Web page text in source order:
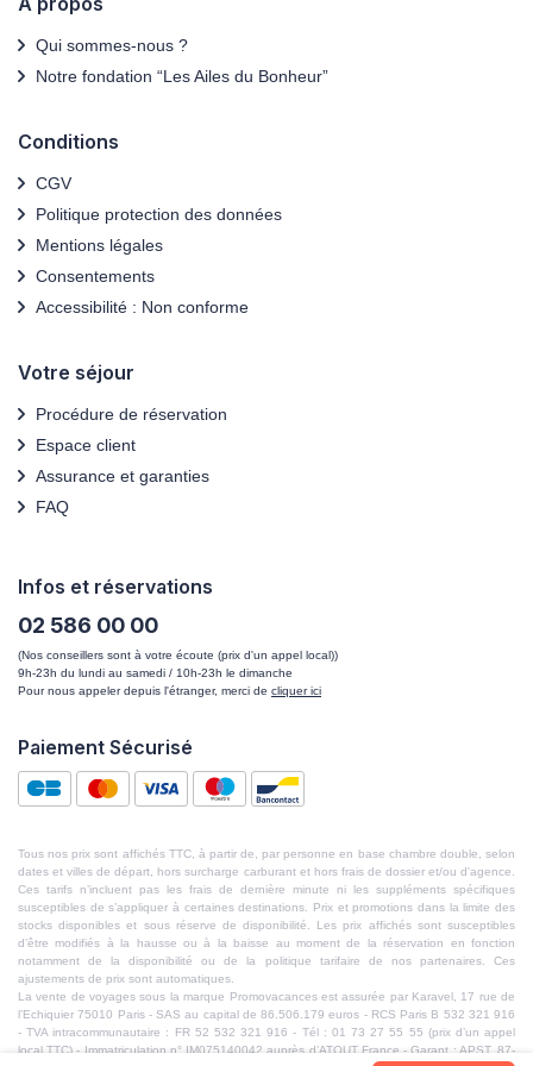
- Le port de vêtement couvrant les genoux et les épaules est
obligatoire pour l'entrée dans les temples (à prévoir pour
Qui sommes-nous ?
Notre fondation “Les Ailes du Bonheur”
Conditions
CGV
Politique protection des données
Mentions légales
Consentements
Accessibilité : Non conforme
Votre séjour
Procédure de réservation
Espace client
Assurance et garanties
FAQ
Infos et réservations
02 586 00 00
(Nos conseillers sont à votre écoute (prix d'un appel local))
9h-23h du lundi au samedi / 10h-23h le dimanche
Pour nous appeler depuis l'étranger, merci de cliquer ici
Paiement Sécurisé
Tous nos prix sont affichés TTC, à partir de, par personne en base chambre double, selon
dates et villes de départ, hors surcharge carburant et hors frais de dossier et/ou d'agence.
Ces tarifs n’incluent pas les frais de dernière minute ni les suppléments spécifiques
susceptibles de s’appliquer à certaines destinations. Prix et promotions dans la limite des
stocks disponibles et sous réserve de disponibilité. Les prix affichés sont susceptibles
d’être modifiés à la hausse ou à la baisse au moment de la réservation en fonction
notamment de la disponibilité ou de la politique tarifaire de nos partenaires. Ces
ajustements de prix sont automatiques.
La vente de voyages sous la marque Promovacances est assurée par Karavel, 17 rue de
l’Echiquier 75010 Paris - SAS au capital de 86.506.179 euros - RCS Paris B 532 321 916
- TVA intracommunautaire : FR 52 532 321 916 - Tél : 01 73 27 55 55 (prix d’un appel
local TTC) - Immatriculation n° IM075140042 auprès d’ATOUT France - Garant : APST, 87-